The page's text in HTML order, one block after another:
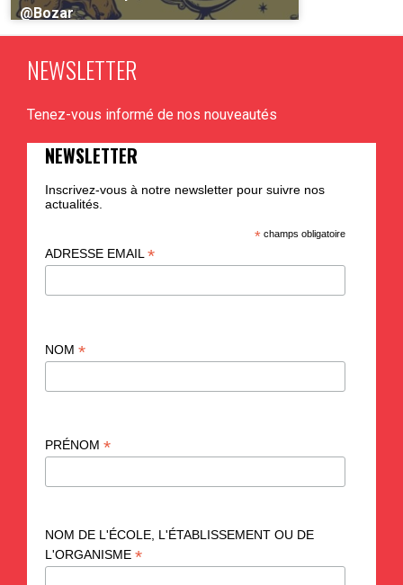
@Bozar
À partir de 5 ans
PLUS D'INFO
NEWSLETTER
Tenez-vous informé de nos nouveautés
NEWSLETTER
Inscrivez-vous à notre newsletter pour suivre nos
actualités.
* champs obligatoire
ADRESSE EMAIL *
NOM *
PRÉNOM *
NOM DE L'ÉCOLE, L'ÉTABLISSEMENT OU DE
L'ORGANISME *